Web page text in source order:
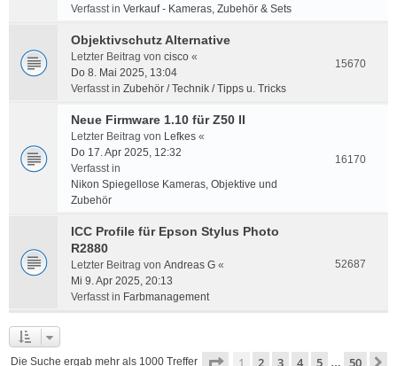
Verfasst in Verkauf - Kameras, Zubehör & Sets
Objektivschutz Alternative
Letzter Beitrag von cisco «
Do 8. Mai 2025, 13:04
Verfasst in Zubehör / Technik / Tipps u. Tricks
15670
Neue Firmware 1.10 für Z50 II
Letzter Beitrag von Lefkes «
Do 17. Apr 2025, 12:32
Verfasst in
Nikon Spiegellose Kameras, Objektive und
Zubehör
16170
ICC Profile für Epson Stylus Photo
R2880
Letzter Beitrag von Andreas G «
Mi 9. Apr 2025, 20:13
Verfasst in Farbmanagement
52687
Die Suche ergab mehr als 1000 Treffer Seite 1von 50
1 2 3 4 5 … 50